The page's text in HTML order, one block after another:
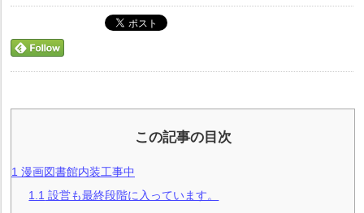
この記事の目次
1 漫画図書館内装工事中
1.1 設営も最終段階に入っています。